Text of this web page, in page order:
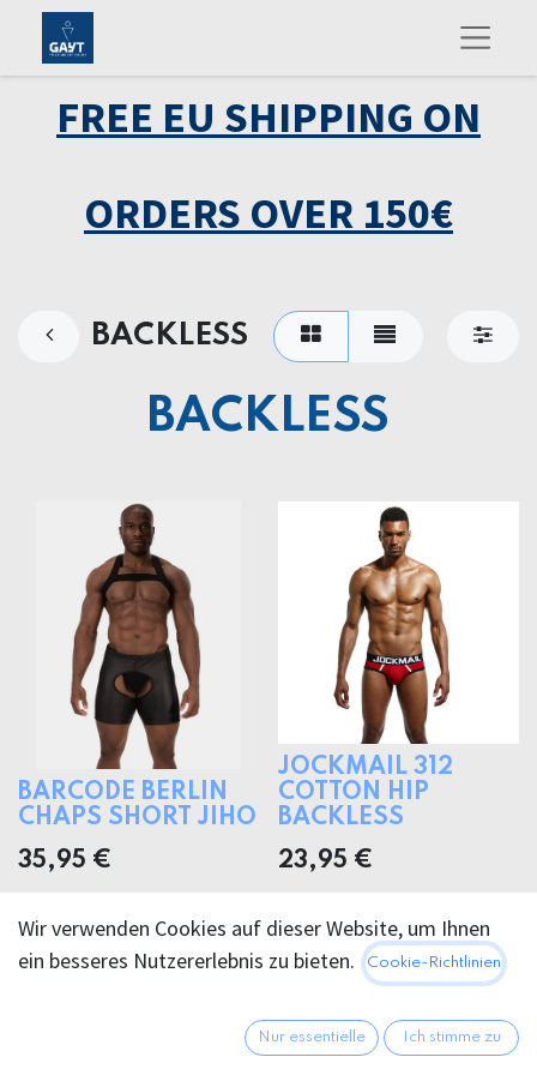
FREE EU SHIPPING ON
ORDERS OVER 150€
BACKLESS
BACKLESS
BARCODE BERLIN
CHAPS SHORT JIHO
35,95 €
JOCKMAIL 312
COTTON HIP
BACKLESS
23,95 €
Wir verwenden Cookies auf dieser Website, um Ihnen
ein besseres Nutzererlebnis zu bieten.
Cookie-Richtlinien
Nur essentielle Ich stimme zu